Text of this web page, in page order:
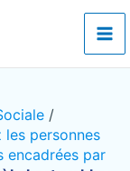
/
les personnes
encadrées par